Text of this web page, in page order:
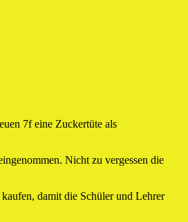
7f eine Zuckertüte als
Nicht zu vergessen die
damit die Schüler und Lehrer